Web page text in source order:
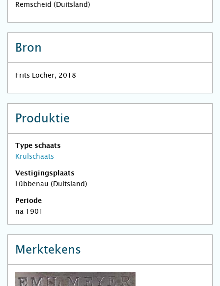
Remscheid (Duitsland)
Bron
Frits Locher, 2018
Produktie
Type schaats
Krulschaats
Vestigingsplaats
Lübbenau (Duitsland)
Periode
na 1901
Merktekens